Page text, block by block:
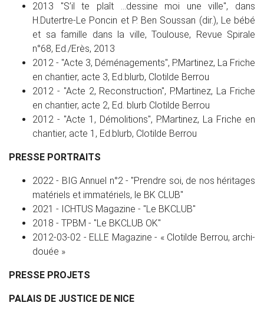
2013 "S’il te plaît …dessine moi une ville", dans
H.Dutertre-Le Poncin et P. Ben Soussan (dir.), Le bébé
et sa famille dans la ville, Toulouse, Revue Spirale
n°68, Ed./Erès, 2013
2012 - "Acte 3, Déménagements", P.Martinez, La Friche
en chantier, acte 3, Ed.blurb, Clotilde Berrou
2012 - "Acte 2, Reconstruction", P.Martinez, La Friche
en chantier, acte 2, Ed. blurb Clotilde Berrou
2012 - "Acte 1, Démolitions", P.Martinez, La Friche en
chantier, acte 1, Ed.blurb, Clotilde Berrou
PRESSE PORTRAITS
2022 - BIG Annuel n°2 - "Prendre soi, de nos héritages
matériels et immatériels, le BK CLUB"
2021 - ICHTUS Magazine - "Le BKCLUB"
2018 - TPBM - "Le BKCLUB OK"
2012-03-02 - ELLE Magazine - « Clotilde Berrou, archi-
douée »
PRESSE PROJETS
PALAIS DE JUSTICE DE NICE